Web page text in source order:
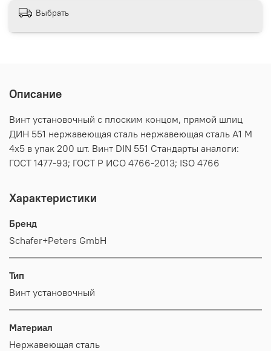
Выбрать
Описание
Винт установочный с плоским концом, прямой шлиц
ДИН 551 нержавеющая сталь нержавеющая сталь А1 M
4х5 в упак 200 шт. Винт DIN 551 Стандарты аналоги:
ГОСТ 1477-93; ГОСТ Р ИСО 4766-2013; ISO 4766
Характеристики
Бренд
Schafer+Peters GmbH
Тип
Винт установочный
Материал
Нержавеющая сталь